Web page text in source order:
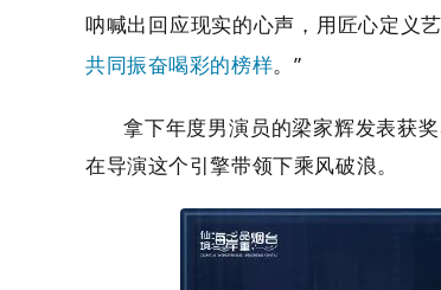
呐喊出回应现实的心声，用匠心定义
共同振奋喝彩的榜样。 ”
拿下年度男演员的梁家辉发表获
在导演这个引擎带领下乘风破浪。